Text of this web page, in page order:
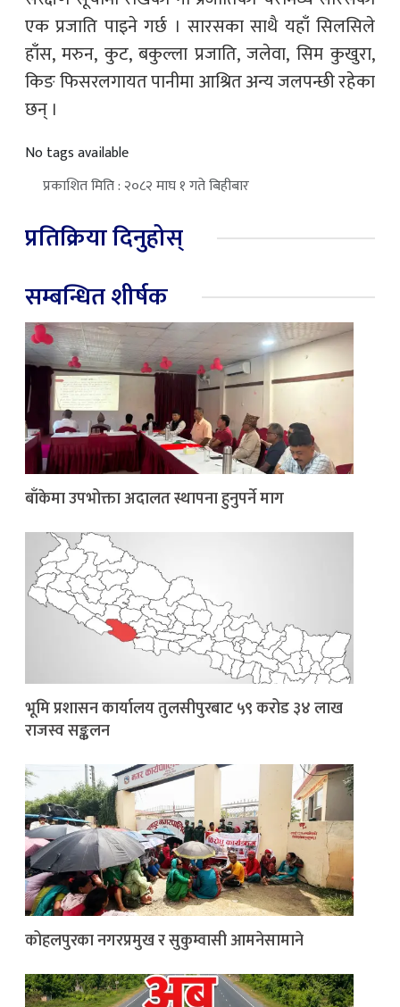
एक प्रजाति पाइने गर्छ । सारसका साथै यहाँ सिलसिले
हाँस, मरुन, कुट, बकुल्ला प्रजाति, जलेवा, सिम कुखुरा,
किङ फिसरलगायत पानीमा आश्रित अन्य जलपन्छी रहेका
छन् ।
No tags available
प्रकाशित मिति : २०८२ माघ १ गते बिहीबार
प्रतिक्रिया दिनुहोस्
सम्बन्धित शीर्षक
बाँकेमा उपभोक्ता अदालत स्थापना हुनुपर्ने माग
भूमि प्रशासन कार्यालय तुलसीपुरबाट ५९ करोड ३४ लाख
राजस्व सङ्कलन
कोहलपुरका नगरप्रमुख र सुकुम्वासी आमनेसामाने